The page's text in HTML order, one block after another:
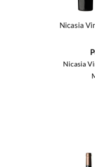
Nicasia
Nicasia